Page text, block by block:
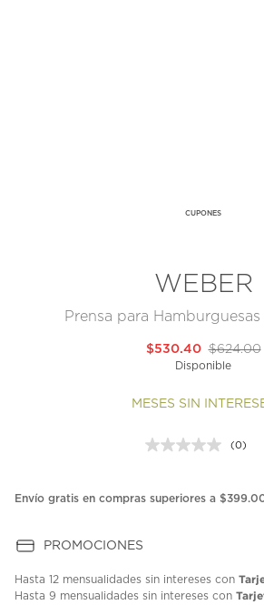
CUPONES
WEBER
Prensa para
$624.00
$530.40
Disponible
MESES SIN
Sin
en
(0)
Envío gratis en compras superiores a
PROMOCIONES
Hasta 12 mensualidades sin intereses con
Hasta 9 mensualidades sin intereses con